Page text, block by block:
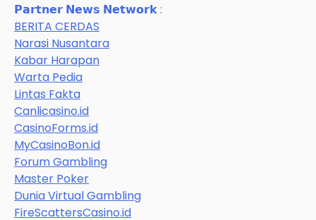
𝗣𝗮𝗿𝘁𝗻𝗲𝗿 𝗡𝗲𝘄𝘀 𝗡𝗲𝘁𝘄𝗼𝗿𝗸 :
BERITA CERDAS
Narasi Nusantara
Kabar Harapan
Warta Pedia
Lintas Fakta
Canlicasino.id
CasinoForms.id
MyCasinoBon.id
Forum Gambling
Master Poker
Dunia Virtual Gambling
FireScattersCasino.id